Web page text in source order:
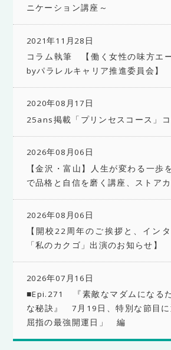
ニケーション講座～
2021年11月28日
コラム執筆 【働く女性の味方エ
byパラレルキャリア推進委員会】
2020年08月17日
25ans掲載「プリンセスコース」
2026年08月06日
【金沢・富山】人生が変わる一歩
で品格と自信を磨く講座、ストア
2026年08月06日
【開校22周年のご挨拶と、イン
「私のカクゴ」出演のお知らせ】
2026年07月16日
■Epi.271 『素敵なマダムになる
な秘訣』 7月19日、特別な節目
屈指の最強開運日」 編